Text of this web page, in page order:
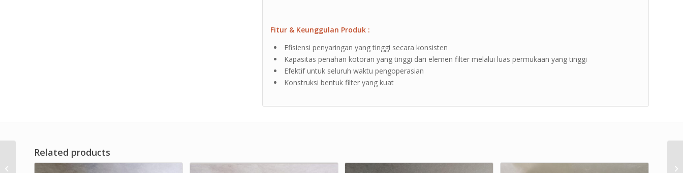
Fitur & Keunggulan Produk :
Efisiensi penyaringan yang tinggi secara konsisten
Kapasitas penahan kotoran yang tinggi dari elemen filter melalui luas permukaan yang tinggi
Efektif untuk seluruh waktu pengoperasian
Konstruksi bentuk filter yang kuat
Related products
Basket Filter Stainless